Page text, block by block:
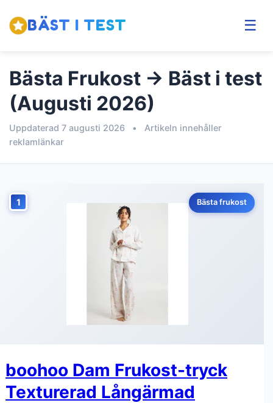
BÄST I TEST ☰
Bästa Frukost → Bäst i test
(Augusti 2026)
Uppdaterad 7 augusti 2026 •
Artikeln innehåller
reklamlänkar
1 Bästa frukost
boohoo Dam Frukost-tryck
Texturerad Långärmad